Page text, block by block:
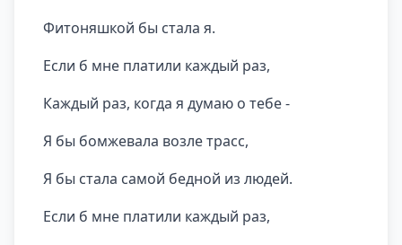
Фитоняшкой бы стала я.
Если б мне платили каждый раз,
Каждый раз, когда я думаю о тебе -
Я бы бомжевала возле трасс,
Я бы стала самой бедной из людей.
Если б мне платили каждый раз,